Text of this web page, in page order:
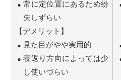
常に定位置にあるため紛
失しずらい
【デメリット】
見た目がやや実用的
寝返り方向によっては少
し使いづらい